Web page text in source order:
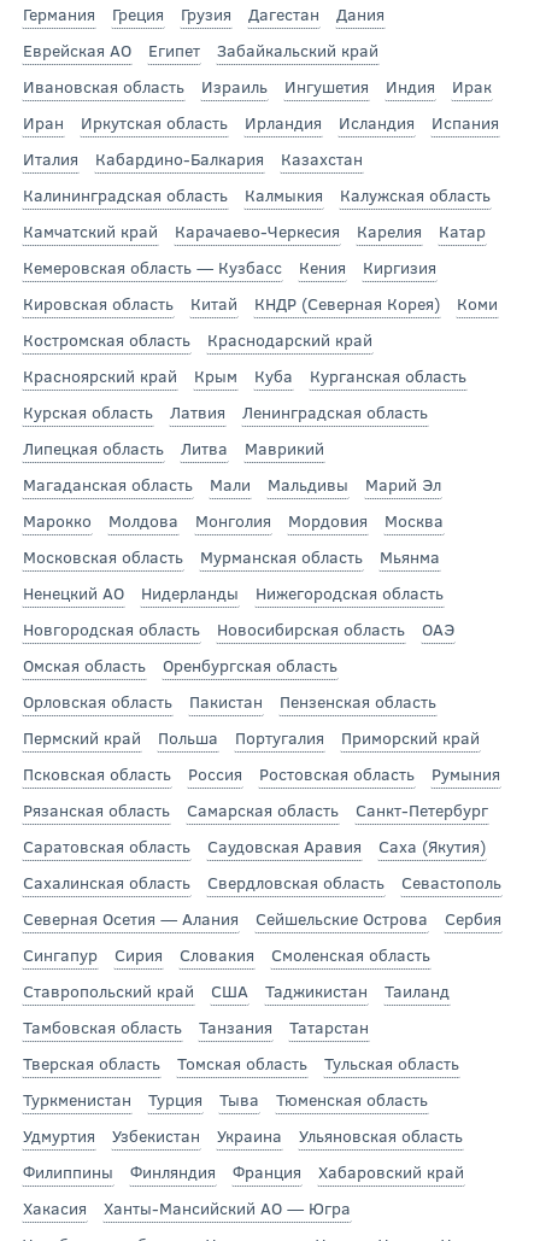
Германия
Греция Грузия Дагестан
Дания
Еврейская АО
Египет
Забайкальский край
Ивановская область
Израиль Ингушетия Индия
Ирак
Иран
Иркутская область Ирландия Исландия
Испания
Италия
Кабардино-Балкария
Казахстан
Калининградская область
Калмыкия
Калужская область
Камчатский край
Карачаево-Черкесия Карелия
Катар
Кемеровская область — Кузбасс
Кения
Киргизия
Кировская область
Китай КНДР (Северная Корея)
Коми
Костромская область
Краснодарский край
Красноярский край
Крым Куба
Курганская область
Курская область
Латвия
Ленинградская область
Липецкая область
Литва
Маврикий
Магаданская область
Мали Мальдивы
Марий Эл
Марокко
Молдова Монголия Мордовия
Москва
Московская область
Мурманская область
Мьянма
Ненецкий АО
Нидерланды
Нижегородская область
Новгородская область
Новосибирская область
ОАЭ
Омская область
Оренбургская область
Орловская область
Пакистан
Пензенская область
Пермский край
Польша Португалия
Приморский край
Псковская область
Россия Ростовская область
Румыния
Рязанская область
Самарская область
Санкт-Петербург
Саратовская область
Саудовская Аравия
Саха (Якутия)
Сахалинская область
Свердловская область
Севастополь
Северная Осетия — Алания
Сейшельские Острова
Сербия
Сингапур
Сирия Словакия
Смоленская область
Ставропольский край
США Таджикистан
Таиланд
Тамбовская область
Танзания
Татарстан
Тверская область
Томская область
Тульская область
Туркменистан
Турция Тыва
Тюменская область
Удмуртия
Узбекистан Украина
Ульяновская область
Филиппины
Финляндия Франция
Хабаровский край
Хакасия
Ханты-Мансийский АО — Югра